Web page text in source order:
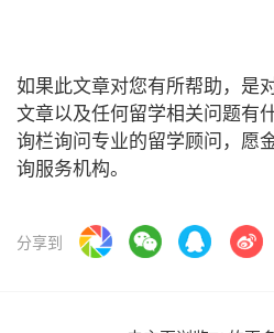
如果此文章对您有所帮助，是
文章以及任何留学相关问题有
询栏询问专业的留学顾问，愿
询服务机构。
分享到